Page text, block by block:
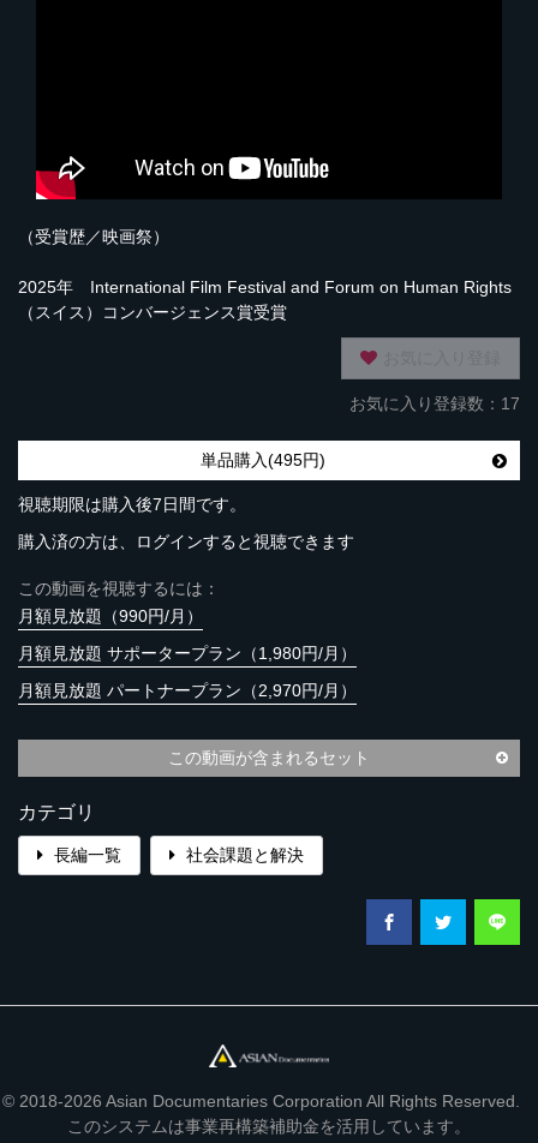
（受賞歴／映画祭）
2025年 International Film Festival and Forum on Human Rights
（スイス）コンバージェンス賞受賞
お気に入り登録数：17
単品購入(495円)
視聴期限は購入後7日間です。
購入済の方は、ログインすると視聴できます
この動画を視聴するには：
月額見放題（990円/月）
月額見放題 サポータープラン（1,980円/月）
月額見放題 パートナープラン（2,970円/月）
この動画が含まれるセット
カテゴリ
長編一覧 社会課題と解決
© 2018-2026 Asian Documentaries Corporation All Rights Reserved.
このシステムは事業再構築補助金を活用しています。